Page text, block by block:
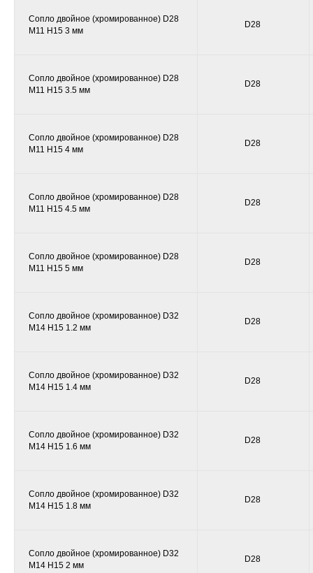
Сопло двойное (хромированное) D28
M11 H15 3 мм
D28
Сопло двойное (хромированное) D28
M11 H15 3.5 мм
D28
Сопло двойное (хромированное) D28
M11 H15 4 мм
D28
Сопло двойное (хромированное) D28
M11 H15 4.5 мм
D28
Сопло двойное (хромированное) D28
M11 H15 5 мм
D28
Сопло двойное (хромированное) D32
M14 H15 1.2 мм
D28
Сопло двойное (хромированное) D32
M14 H15 1.4 мм
D28
Сопло двойное (хромированное) D32
M14 H15 1.6 мм
D28
Сопло двойное (хромированное) D32
M14 H15 1.8 мм
D28
Сопло двойное (хромированное) D32
M14 H15 2 мм
D28